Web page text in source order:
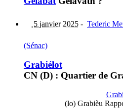
5 janvier 2025 - Tederic
(Sénac)
Grabiélot
CN (D) : Quartier de
(lo) Grabièu